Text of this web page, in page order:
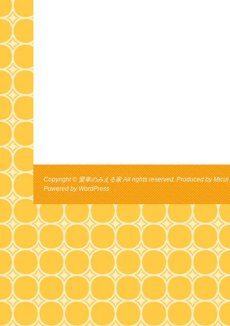
Copyright © 愛車のみえる家 All rights reserved. Produced by Micul
Powered byWordPress